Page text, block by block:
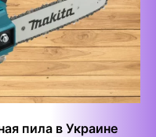
пила в Украине